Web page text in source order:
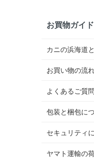
お買物ガイド
カニの浜海道
お買い物の流
よくあるご質問
包装と梱包に
セキュリティ
ヤマト運輸の